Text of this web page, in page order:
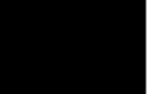
16
12